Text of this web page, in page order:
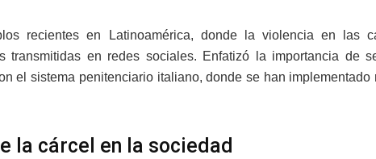
recientes en Latinoamérica, donde la violencia en las
transmitidas en redes sociales. Enfatizó la importancia de
el sistema penitenciario italiano, donde se han
la cárcel en la sociedad